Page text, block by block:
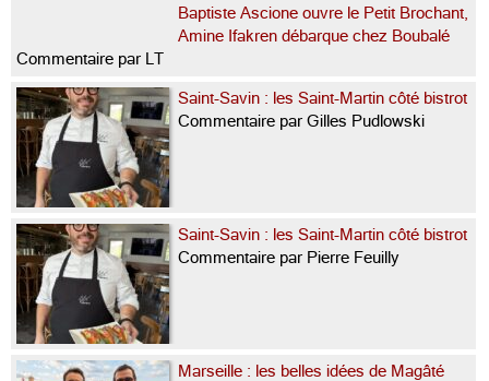
Baptiste Ascione ouvre le Petit Brochant,
Amine Ifakren débarque chez Boubalé
Commentaire par LT
Saint-Savin : les Saint-Martin côté bistrot
Commentaire par Gilles Pudlowski
Saint-Savin : les Saint-Martin côté bistrot
Commentaire par Pierre Feuilly
Marseille : les belles idées de Magâté